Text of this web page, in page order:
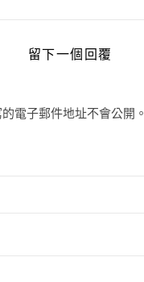
留下一個回覆
電子郵件地址不會公開。